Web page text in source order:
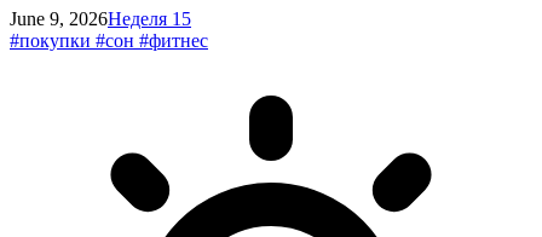
June 9, 2026Неделя 15
#покупки #сон #фитнес